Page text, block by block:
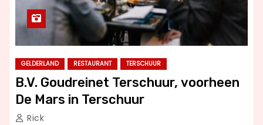
GELDERLAND RESTAURANT TERSCHUUR
B.V. Goudreinet Terschuur, voorheen
De Mars in Terschuur
Rick